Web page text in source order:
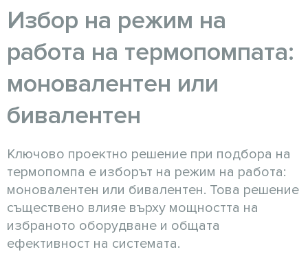
Избор на режим на
работа на термопомпата:
моновалентен или
бивалентен
Ключово проектно решение при подбора на
термопомпа е изборът на режим на работа:
моновалентен или бивалентен. Това решение
съществено влияе върху мощността на
избраното оборудване и общата
ефективност на системата.